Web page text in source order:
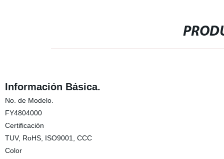
Información Básica.
No. de Modelo.
FY4804000
Certificación
TUV, RoHS, ISO9001, CCC
Color